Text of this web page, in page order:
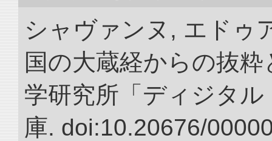
シャヴァンヌ, エドゥ
国の大蔵経からの抜
学研究所「ディジタ
庫. doi:10.20676/